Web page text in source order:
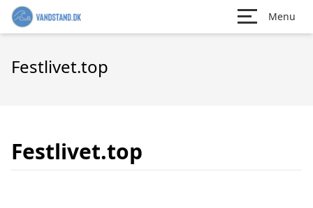
Menu
Festlivet.top
Festlivet.top